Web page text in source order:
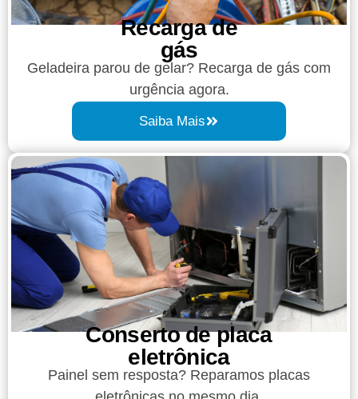
Recarga de
gás
Geladeira parou de gelar? Recarga de gás com
urgência agora.
Saiba Mais
Conserto de placa
eletrônica
Painel sem resposta? Reparamos placas